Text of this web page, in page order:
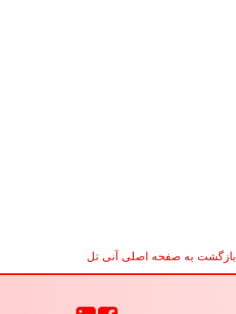
بازگشت به صفحه اصلی آنی تل